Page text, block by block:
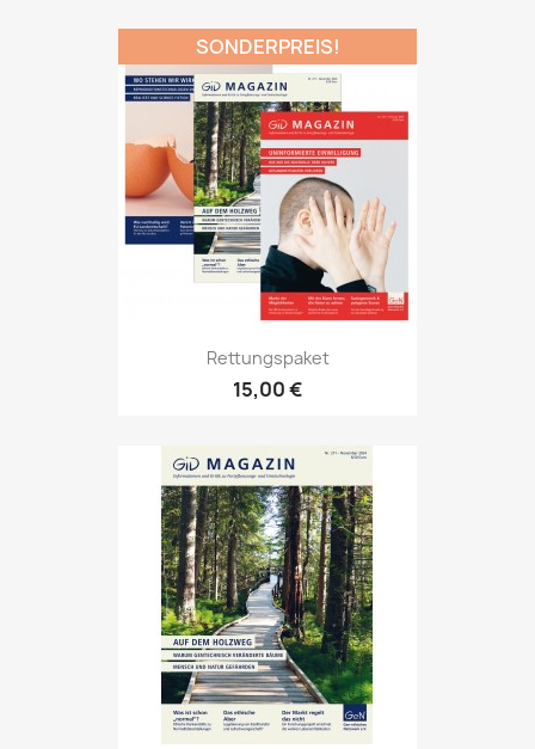
Rettungspaket
15,00 €
SONDERPREIS!